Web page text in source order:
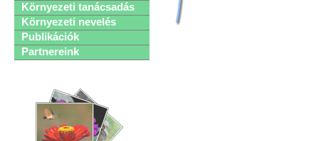
Környezeti tanácsadás
Környezeti nevelés
Publikációk
Partnereink